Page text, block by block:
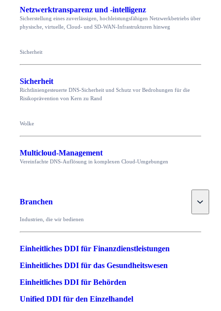
Netzwerktransparenz und -intelligenz
Sicherstellung eines zuverlässigen, hochleistungsfähigen Netzwerkbetriebs über
physische, virtuelle, Cloud- und SD-WAN-Infrastrukturen hinweg
Sicherheit
Sicherheit
Richtliniengesteuerte DNS-Sicherheit und Schutz vor Bedrohungen für die
Risikoprävention von Kern zu Rand
Wolke
Multicloud-Management
Vereinfachte DNS-Auflösung in komplexen Cloud-Umgebungen
Branchen Toggle
Industrien, die wir bedienen
Einheitliches DDI für Finanzdienstleistungen
Einheitliches DDI für das Gesundheitswesen
Einheitliches DDI für Behörden
Unified DDI für den Einzelhandel